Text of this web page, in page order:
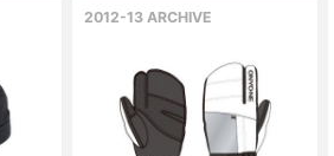
2012-13 ARCHIVE